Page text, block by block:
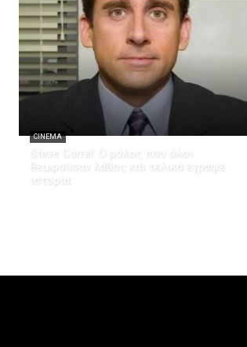
CINEMA
Steve Carrel: Ο ρόλος που όλοι
θεωρούσαν λάθος και τελικά έγραψε